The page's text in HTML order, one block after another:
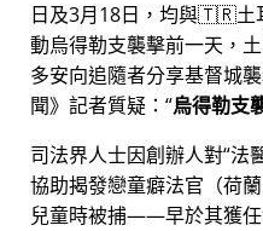
日及3月18日，均與🇹🇷土
動烏得勒支襲擊前一天，
多安向追隨者分享基督城
聞》記者質疑： 烏得勒支
司法界人士因創辦人對 法
協助揭發戀童癖法官（荷
兒童時被捕——早於其獲